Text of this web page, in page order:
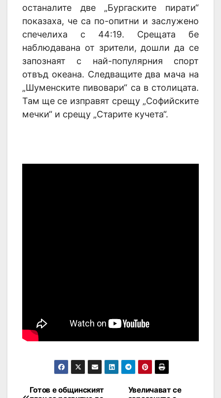
останалите две „Бургаските пирати“
показаха, че са по-опитни и заслужено
спечелиха с 44:19. Срещата бе
наблюдавана от зрители, дошли да се
запознаят с най-популярния спорт
отвъд океана. Следващите два мача на
„Шуменските пивовари“ са в столицата.
Там ще се изправят срещу „Софийските
мечки“ и срещу „Старите кучета“.
Увеличават се
Готов е общинският